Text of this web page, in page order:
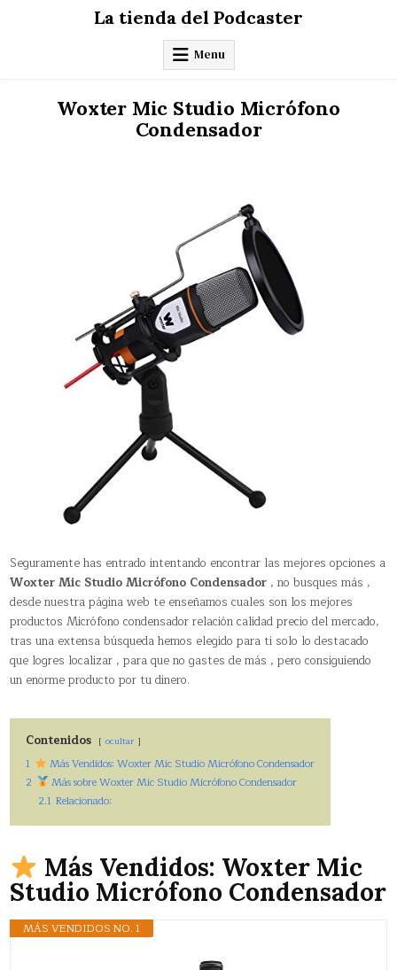
La tienda del Podcaster
Menu
Woxter Mic Studio Micrófono
Condensador
Seguramente has entrado intentando encontrar las mejores opciones a
Woxter Mic Studio Micrófono Condensador , no busques más ,
desde nuestra página web te enseñamos cuales son los mejores
productos Micrófono condensador relación calidad precio del mercado,
tras una extensa búsqueda hemos elegido para ti solo lo destacado
que logres localizar , para que no gastes de más , pero consiguiendo
un enorme producto por tu dinero.
Contenidos ocultar
1
Más Vendidos: Woxter Mic Studio Micrófono Condensador
2
Más sobre Woxter Mic Studio Micrófono Condensador
2.1 Relacionado:
Más Vendidos: Woxter Mic
Studio Micrófono Condensador
MÁS VENDIDOS NO. 1